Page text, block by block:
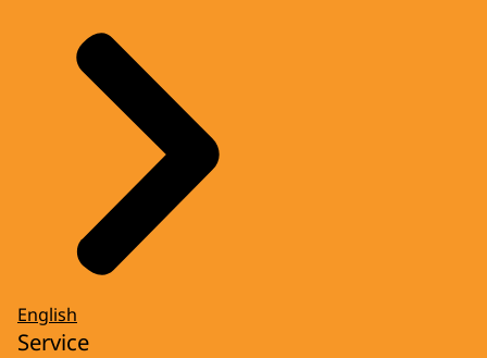
English
Service